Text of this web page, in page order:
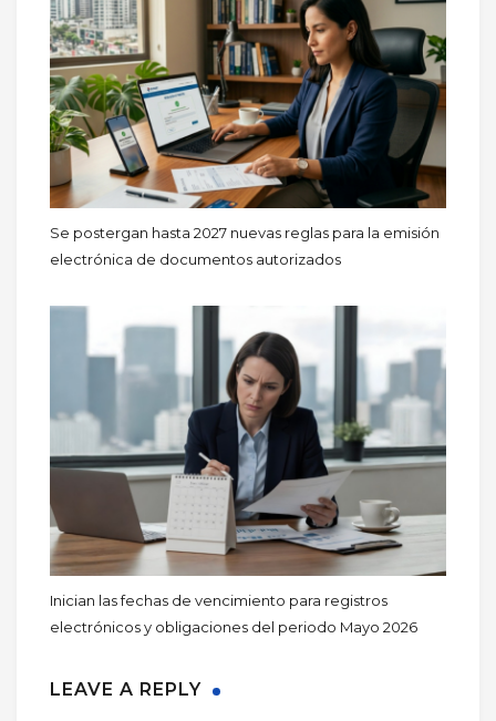
Se postergan hasta 2027 nuevas reglas para la emisión
electrónica de documentos autorizados
Inician las fechas de vencimiento para registros
electrónicos y obligaciones del periodo Mayo 2026
LEAVE A REPLY